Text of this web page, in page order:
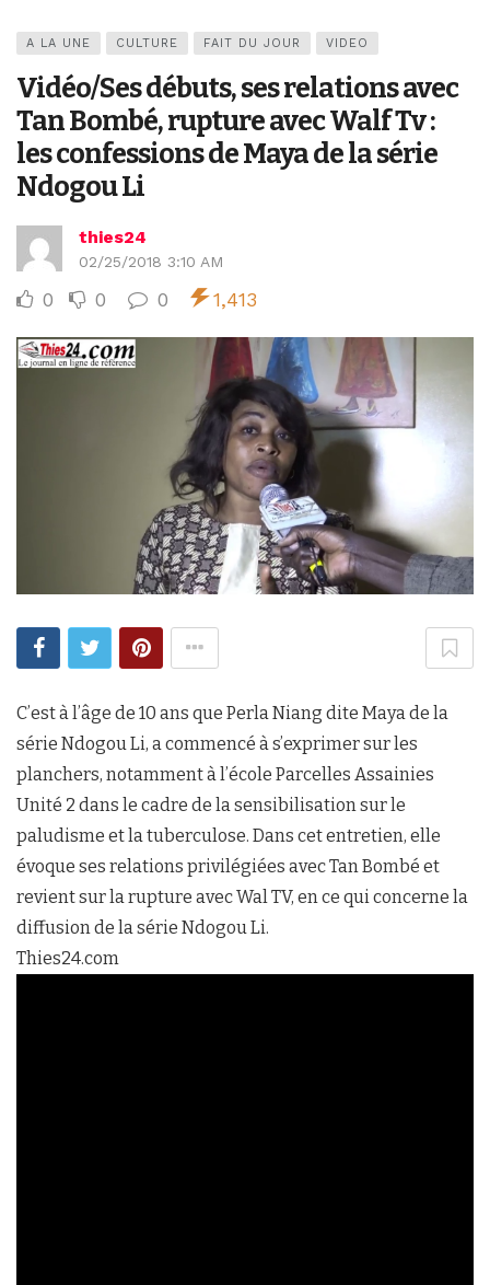
A LA UNE CULTURE FAIT DU JOUR VIDEO
Vidéo/Ses débuts, ses relations avec
Tan Bombé, rupture avec Walf Tv :
les confessions de Maya de la série
Ndogou Li
thies24
02/25/2018 3:10 AM
0 0 0 1,413
C’est à l’âge de 10 ans que Perla Niang dite Maya de la
série Ndogou Li, a commencé à s’exprimer sur les
planchers, notamment à l’école Parcelles Assainies
Unité 2 dans le cadre de la sensibilisation sur le
paludisme et la tuberculose. Dans cet entretien, elle
évoque ses relations privilégiées avec Tan Bombé et
revient sur la rupture avec Wal TV, en ce qui concerne la
diffusion de la série Ndogou Li.
Thies24.com